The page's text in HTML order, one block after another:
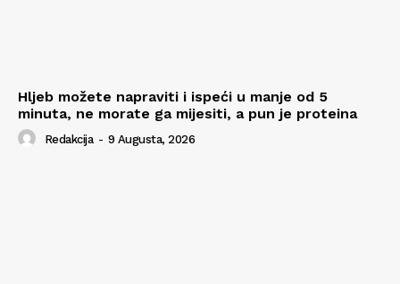
Hljeb možete napraviti i ispeći u manje od 5
minuta, ne morate ga mijesiti, a pun je proteina
Redakcija - 9 Augusta, 2026